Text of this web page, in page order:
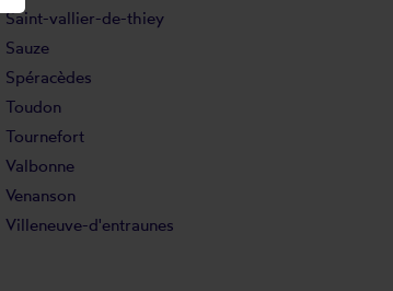
Saint-vallier-de-thiey
Sauze
Spéracèdes
Toudon
Tournefort
Valbonne
Venanson
Villeneuve-d'entraunes